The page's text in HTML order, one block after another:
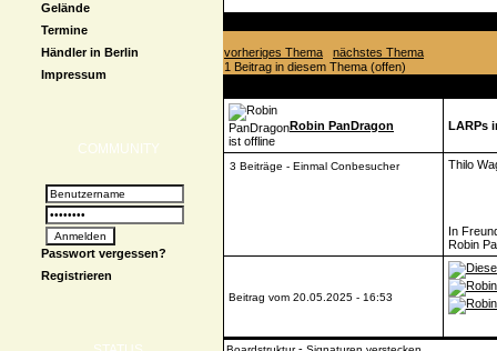
Gelände
Termine
Händler in Berlin
Impressum
COMMUNITY
Passwort vergessen?
Registrieren
vorheriges Thema
nächstes Thema
1 Beitrag in diesem Thema (offen)
Robin PanDragon LARPs
3 Beiträge - Einmal Conbesucher Thilo
In
Robin
Beitrag vom 20.05.2025 - 16:53